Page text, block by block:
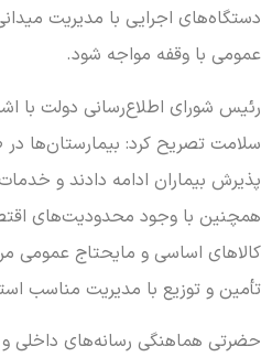
دستگاه‌های اجرایی با مدیریت
عمومی با وقفه مواجه شود.
رئیس شورای اطلاع‌رسانی دولت با
سلامت تصریح کرد: بیمارستان‌ها
پذیرش بیماران ادامه دادند و
همچنین با وجود محدودیت‌های
کالاهای اساسی و مایحتاج عمومی
تأمین و توزیع با مدیریت مناسب
حضرتی هماهنگی رسانه‌های داخلی و